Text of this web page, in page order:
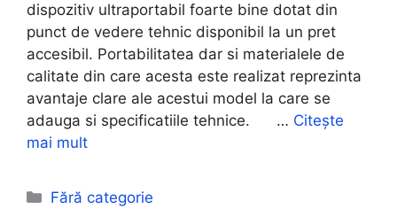
dispozitiv ultraportabil foarte bine dotat din
punct de vedere tehnic disponibil la un pret
accesibil. Portabilitatea dar si materialele de
calitate din care acesta este realizat reprezinta
avantaje clare ale acestui model la care se
adauga si specificatiile tehnice. … Citește
mai mult
Categorii
Fără categorie